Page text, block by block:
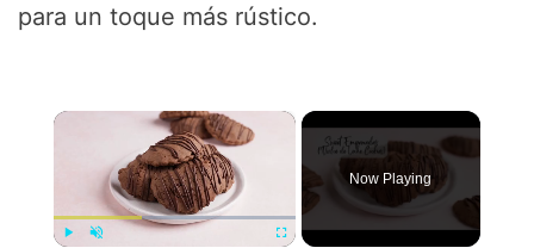
para un toque más rústico.
×
Now Playing